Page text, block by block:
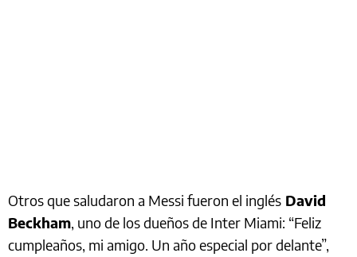
Otros que saludaron a Messi fueron el inglés David
Beckham, uno de los dueños de Inter Miami: “Feliz
cumpleaños, mi amigo. Un año especial por delante”,